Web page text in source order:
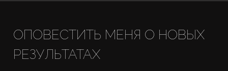
ОПОВЕСТИТЬ МЕНЯ О НОВЫХ
РЕЗУЛЬТАТАХ